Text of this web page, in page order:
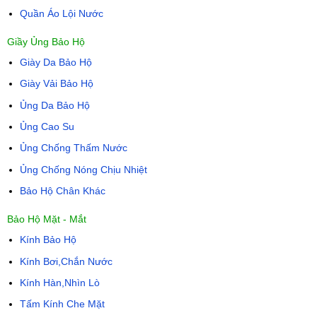
Quần Áo Lội Nước
Giầy Ủng Bảo Hộ
Giày Da Bảo Hộ
Giày Vải Bảo Hộ
Ủng Da Bảo Hộ
Ủng Cao Su
Ủng Chống Thấm Nước
Ủng Chống Nóng Chịu Nhiệt
Bảo Hộ Chân Khác
Bảo Hộ Mặt - Mắt
Kính Bảo Hộ
Kính Bơi,Chắn Nước
Kính Hàn,Nhìn Lò
Tấm Kính Che Mặt